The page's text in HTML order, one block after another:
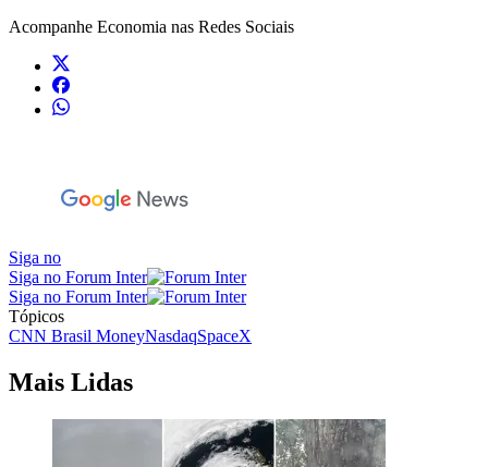
Acompanhe Economia nas Redes Sociais
Siga no
Siga no Forum Inter
Siga no Forum Inter
Tópicos
CNN Brasil MoneyNasdaqSpaceX
Mais Lidas